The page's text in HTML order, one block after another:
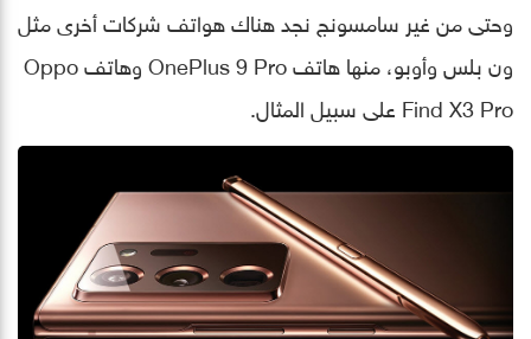
وحتى من غير سامسونج نجد هناك هواتف شركات أخرى مثل
ون بلس وأوبو، منها هاتف OnePlus 9 Pro وهاتف Oppo
Find X3 Pro على سبيل المثال.